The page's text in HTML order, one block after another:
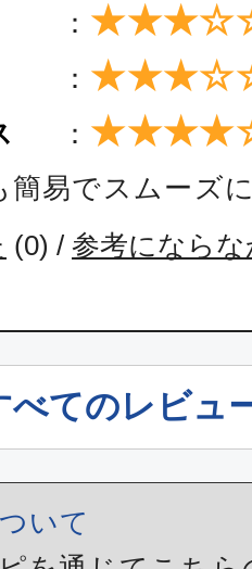
：
：
：
簡易でスムーズ
(0) / 参考になら
べてのレビュ
いて